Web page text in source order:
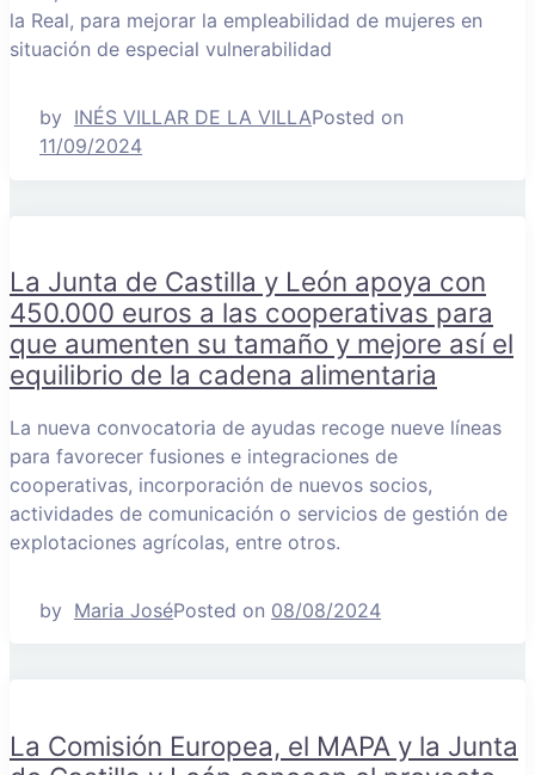
la Real, para mejorar la empleabilidad de mujeres en
situación de especial vulnerabilidad
by INÉS VILLAR DE LA VILLAPosted on
11/09/2024
La Junta de Castilla y León apoya con
450.000 euros a las cooperativas para
que aumenten su tamaño y mejore así el
equilibrio de la cadena alimentaria
La nueva convocatoria de ayudas recoge nueve líneas
para favorecer fusiones e integraciones de
cooperativas, incorporación de nuevos socios,
actividades de comunicación o servicios de gestión de
explotaciones agrícolas, entre otros.
by Maria JoséPosted on 08/08/2024
La Comisión Europea, el MAPA y la Junta